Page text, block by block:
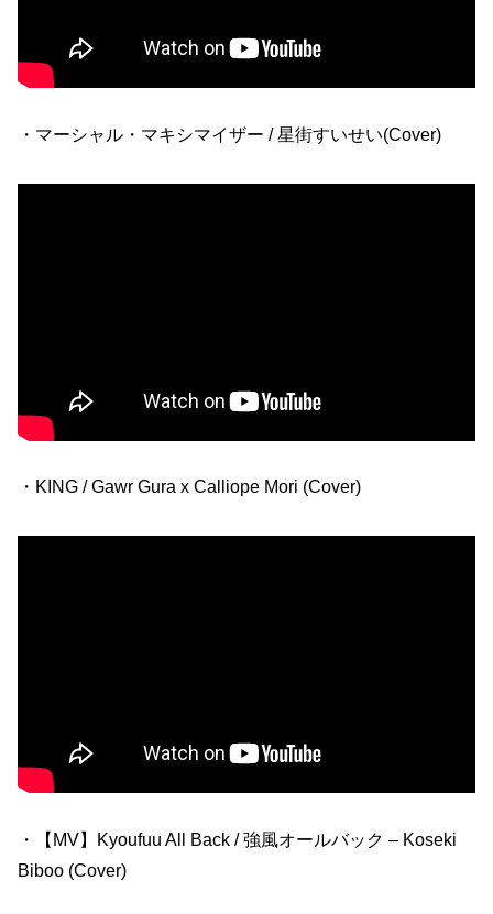
・マーシャル・マキシマイザー / 星街すいせい(Cover)
・KING / Gawr Gura x Calliope Mori (Cover)
・【MV】Kyoufuu All Back / 強風オールバック – Koseki
Biboo (Cover)